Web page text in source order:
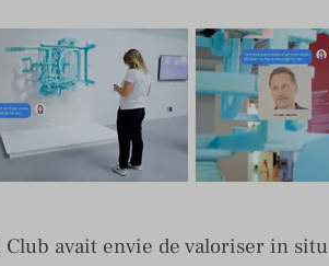
Club avait envie de valoriser in